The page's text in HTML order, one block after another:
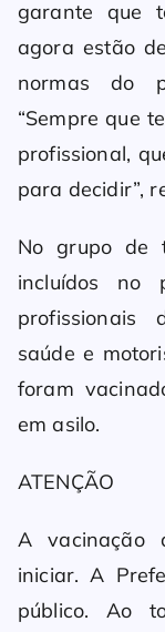
garante que
agora estão
normas do
“Sempre que
profissional,
para decidir”,
No grupo de
incluídos no
profissionais
saúde e
foram
em asilo.
ATENÇÃO
A vacinação
iniciar. A
público. Ao